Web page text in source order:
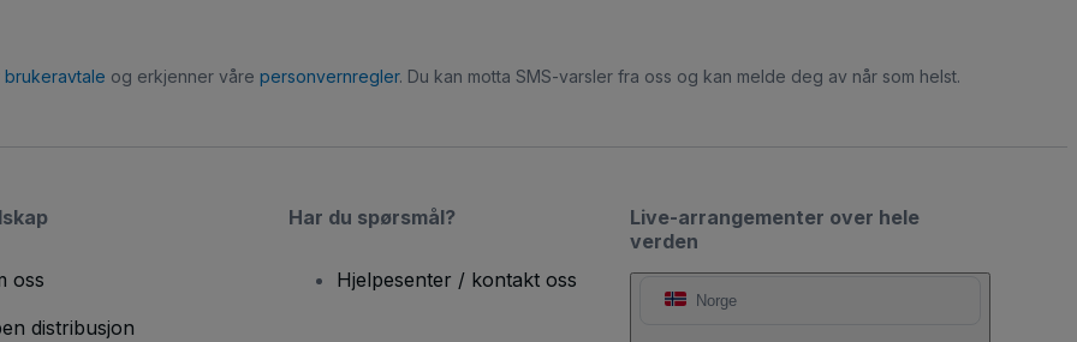
brukeravtale og erkjenner våre personvernregler. Du kan motta SMS-varsler fra oss og kan melde deg av når som helst.
Live-arrangementer over hele
verden
Norge
oss
distribusjon
Har du spørsmål?
Hjelpesenter / kontakt oss